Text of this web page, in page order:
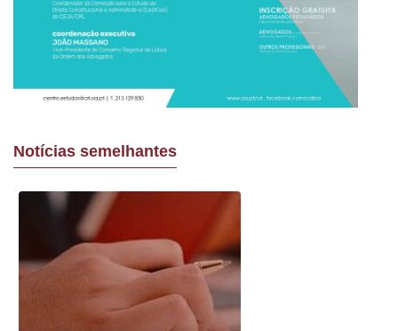
Notícias semelhantes